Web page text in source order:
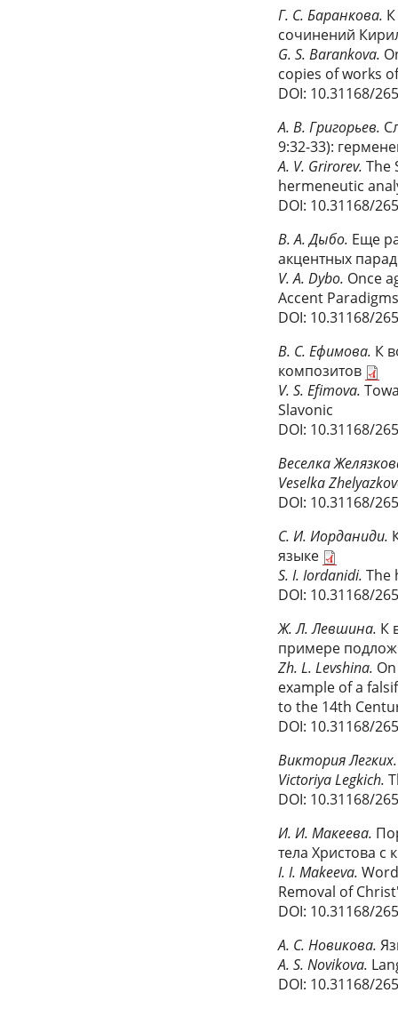
Г. С. Баранкова.
сочинений
G. S. Barankova.
copies of works
DOI: 10.31168/
А. В. Григорьев.
9:32-33):
A. V. Grirorev. The
hermeneutic
DΟI: 10.31168/
В. А. Дыбо. Еще
акцентных
V. A. Dybo. Once
Accent
DOI: 10.31168/
В. С. Ефимова. К
композитов
V. S. Efimova.
Slavonic
DOI: 10.31168/
Веселка
Veselka
DOI: 10.31168/
С. И. Иорданиди.
языке
S. I. Iordanidi.The
DOI: 10.31168/
Ж. Л. Левшина. К
примере
Zh. L. Levshina.
example of a
to the 14th
DOI: 10.31168/
Виктория Легких.
Victoriya Legkich.
DOI: 10.31168/
И. И. Макеева.
тела Христова с
I. I. Makeeva.
Removal of
DOI: 10.31168/
А. С. Новикова.
A. S. Novikova.
DOI: 10.31168/